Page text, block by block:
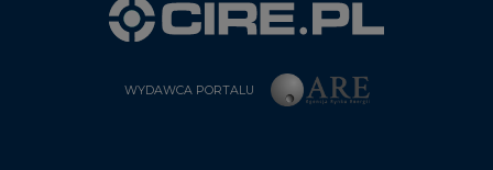
WYDAWCA PORTALU